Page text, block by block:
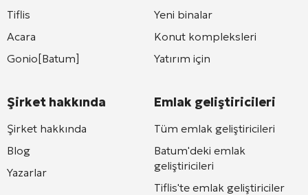
Tiflis
Acara
Gonio[Batum]
Şirket hakkında
Şirket hakkında
Blog
Yazarlar
Yeni binalar
Konut kompleksleri
Yatırım için
Emlak geliştiricileri
Tüm emlak geliştiricileri
Batum'deki emlak
geliştiricileri
Tiflis'te emlak geliştiriciler